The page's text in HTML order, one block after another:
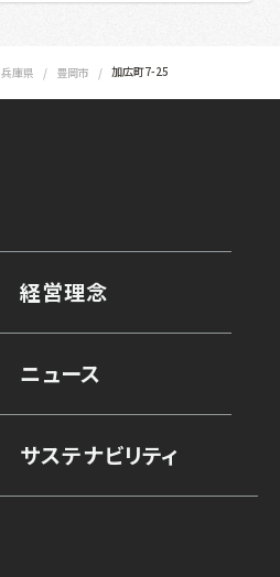
兵庫県 豊岡市 加広町7-25
経営理念
ニュース
サステナビリティ